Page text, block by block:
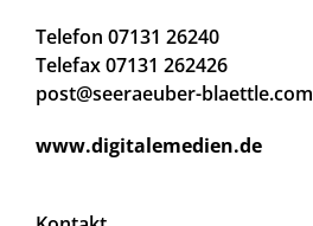
Telefon 07131 26240
Telefax 07131 262426
post@seeraeuber-blaettle.com
www.digitalemedien.de